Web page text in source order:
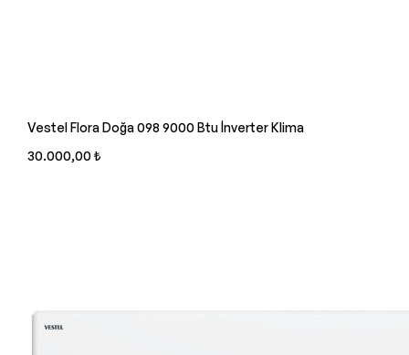
Vestel Flora Doğa 098 9000 Btu İnverter Klima
30.000,00 ₺